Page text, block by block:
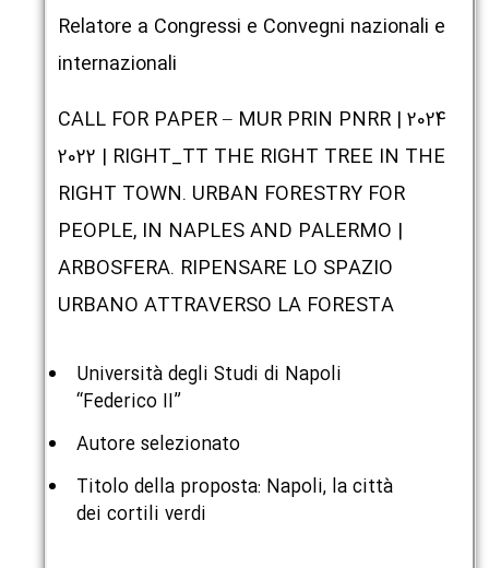
Relatore a Congressi e Convegni nazionali e
internazionali
2024 | CALL FOR PAPER – MUR PRIN PNRR
2022 | RIGHT_TT THE RIGHT TREE IN THE
RIGHT TOWN. URBAN FORESTRY FOR
PEOPLE, IN NAPLES AND PALERMO |
ARBOSFERA. RIPENSARE LO SPAZIO
URBANO ATTRAVERSO LA FORESTA
Università degli Studi di Napoli
“Federico II”
Autore selezionato
Titolo della proposta: Napoli, la città
dei cortili verdi